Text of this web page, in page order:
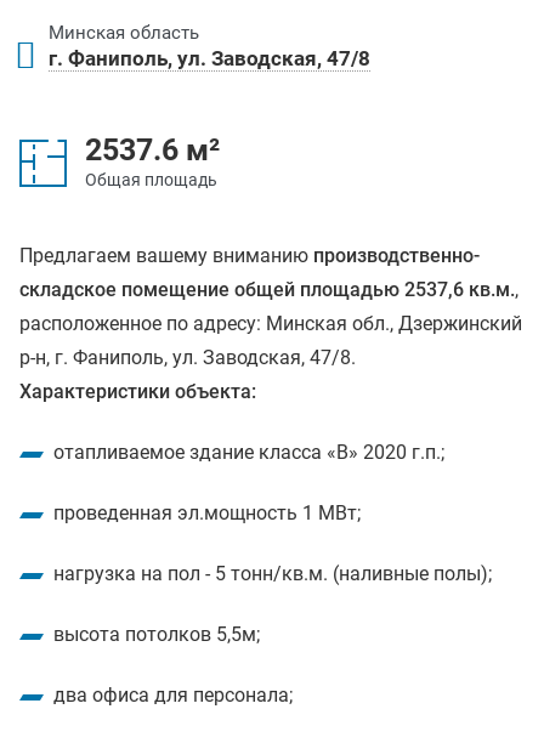
Минская область
г. Фаниполь, ул. Заводская, 47/8
2537.6 м²
Общая площадь
Предлагаем вашему вниманию производственно-
складское помещение общей площадью 2537,6 кв.м.,
расположенное по адресу: Минская обл., Дзержинский
р-н, г. Фаниполь, ул. Заводская, 47/8.
Характеристики объекта:
отапливаемое здание класса «B» 2020 г.п.;
проведенная эл.мощность 1 МВт;
нагрузка на пол - 5 тонн/кв.м. (наливные полы);
высота потолков 5,5м;
два офиса для персонала;